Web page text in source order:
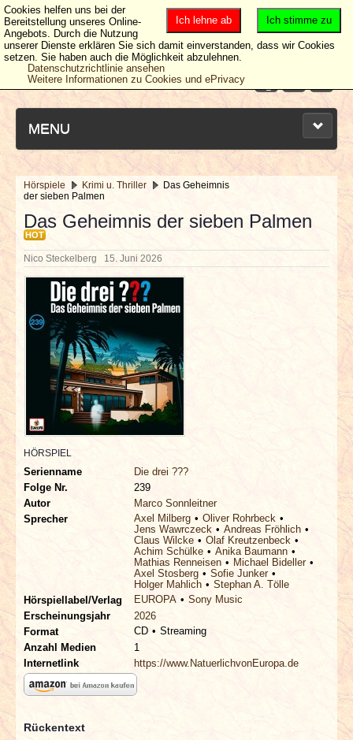
MENU
NEUESTE ARTIKEL
NEWS & DATES
BERICHTE
VERLOSUNGEN
INTERVIEWS
SPECIALS
REDAKTION
LINKS
ARCHIV
Hörspiele Krimi u. Thriller
Das Geheimnis
der sieben Palmen
Das Geheimnis der sieben Palmen
HOT
Nico Steckelberg 15. Juni 2026
HÖRSPIEL
Serienname
Die drei ???
Folge Nr.
239
Autor
Marco Sonnleitner
Sprecher
Axel Milberg
Oliver Rohrbeck
Jens Wawrczeck
Andreas Fröhlich
Claus Wilcke
Olaf Kreutzenbeck
Achim Schülke
Anika Baumann
Mathias Renneisen
Michael Bideller
Axel Stosberg
Sofie Junker
Holger Mahlich
Stephan A. Tölle
Hörspiellabel/Verlag
EUROPA
Sony Music
Erscheinungsjahr
2026
Format
CD
Streaming
Anzahl Medien
1
Internetlink
https://www.NatuerlichvonEuropa.de
Rückentext
Ich stimme zu
Ich lehne ab
Cookies helfen uns bei der
Bereitstellung unseres Online-
Angebots. Durch die Nutzung
unserer Dienste erklären Sie sich damit einverstanden, dass wir Cookies
setzen. Sie haben auch die Möglichkeit abzulehnen.
Datenschutzrichtlinie ansehen
Weitere Informationen zu Cookies und ePrivacy